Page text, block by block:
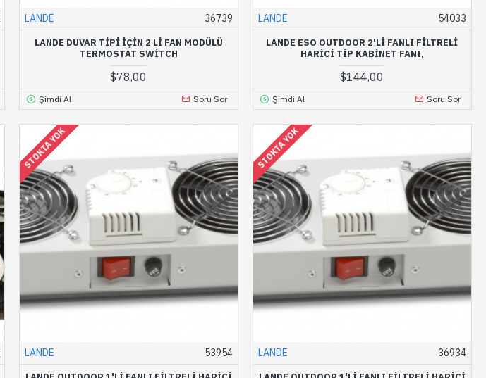
LANDE 36739
LANDE DUVAR TIPI IÇIN 2 LI FAN MODÜLÜ
TERMOSTAT SWITCH
$78,00
Şimdi Al Soru Sor
LANDE 54033
LANDE ESO OUTDOOR 2'LI FANLI FILTRELI
HARICI TIP KABINET FANI,
$144,00
Şimdi Al Soru Sor
STOKTA YOK
LANDE 53954
STOKTA YOK
LANDE 36934